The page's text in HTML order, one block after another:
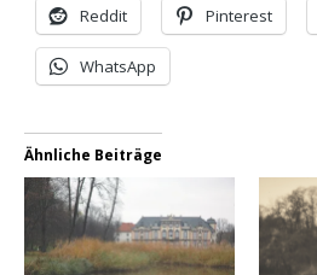
Reddit Pinterest
WhatsApp
Ähnliche Beiträge